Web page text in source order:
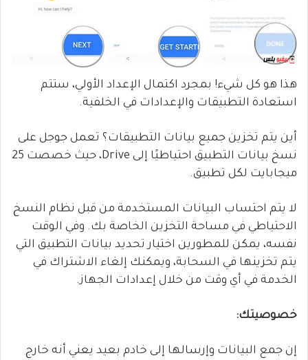
هذا هو كل شيء! بمجرد اكتمال الإعداد الأولي، ستتم
استعادة التطبيقات والإعدادات في الخلفية.
أين يتم تخزين جميع بيانات التطبيقات؟ تعمل جوجل على
نسخ بيانات التطبيق احتياطيًا إلى Drive، حيث خصصت 25
ميجابايت لكل تطبيق.
لا يتم احتساب البيانات المستخدمة من قبل نظام النسخ
الاحتياطي في مساحة التخزين الخاصة بك. وفي الوقت
نفسه، يمكن للمطورين اختيار تحديد بيانات التطبيق التي
يتم تخزينها في السحابة، ويمكنك إلغاء الاشتراك في
الخدمة في أي وقت من خلال إعدادات الجهاز.
خصوصيتك:
إن جمع البيانات وإرسالها إلى خادم بعيد يعني أنه خارج